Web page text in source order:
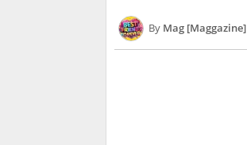
Mag [Maggazine]